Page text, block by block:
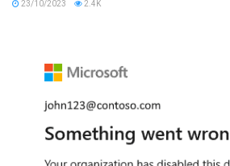
23/10/2023 2.4K